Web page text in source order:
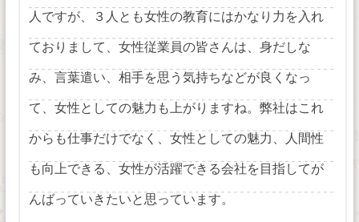
人ですが、３人とも女性の教育にはかなり力を入れ
ておりまして、女性従業員の皆さんは、身だしな
み、言葉遣い、相手を思う気持ちなどが良くなっ
て、女性としての魅力も上がりますね。弊社はこれ
からも仕事だけでなく、女性としての魅力、人間性
も向上できる、女性が活躍できる会社を目指してが
んばっていきたいと思っています。